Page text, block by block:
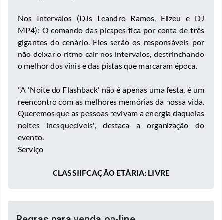
​Nos Intervalos (DJs Leandro Ramos, Elizeu e DJ
MP4): O comando das picapes fica por conta de três
gigantes do cenário. Eles serão os responsáveis por
não deixar o ritmo cair nos intervalos, destrinchando
o melhor dos vinis e das pistas que marcaram época.
​"A 'Noite do Flashback' não é apenas uma festa, é um
reencontro com as melhores memórias da nossa vida.
Queremos que as pessoas revivam a energia daquelas
noites inesquecíveis", destaca a organização do
evento.
​Serviço
CLASSIIFCAÇÃO ETÁRIA: LIVRE